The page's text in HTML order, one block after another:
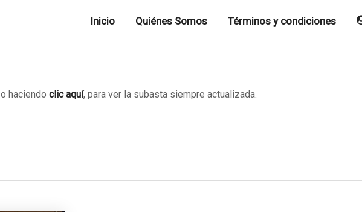
Inicio Quiénes Somos Términos y condiciones
o haciendo clic aquí, para ver la subasta siempre actualizada.